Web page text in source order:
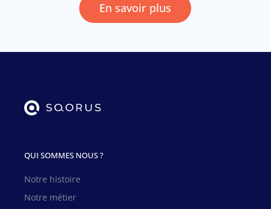
En savoir plus
QUI SOMMES NOUS ?
Notre histoire
Notre métier